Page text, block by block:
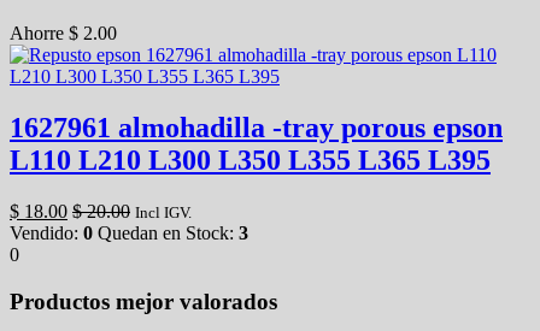
Ahorre $ 2.00
1627961 almohadilla -tray porous epson
L110 L210 L300 L350 L355 L365 L395
$ 18.00 $20.00 Incl IGV.
Vendido: 0 Quedan en Stock: 3
0
Productos mejor valorados